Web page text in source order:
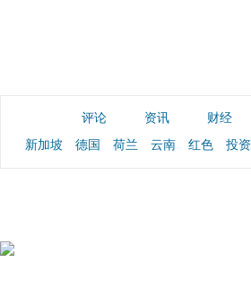
评论 资讯 财经
新加坡
德国 荷兰 云南 红色 投资